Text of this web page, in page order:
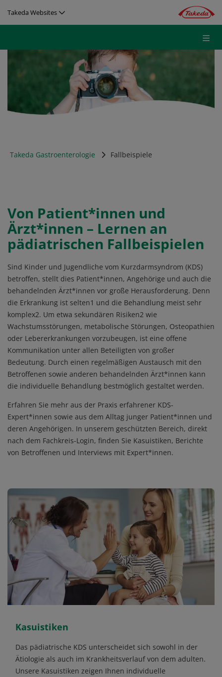
Takeda Websites
Takeda Gastroenterologie Fallbeispiele
Von Patient*innen und
Ärzt*innen – Lernen an
pädiatrischen Fallbeispielen
Sind Kinder und Jugendliche vom Kurzdarmsyndrom (KDS)
betroffen, stellt dies Patient*innen, Angehörige und auch die
behandelnden Ärzt*innen vor große Herausforderung. Denn
die Erkrankung ist selten1 und die Behandlung meist sehr
komplex2. Um etwa sekundären Risiken2 wie
Wachstumsstörungen, metabolische Störungen, Osteopathien
oder Lebererkrankungen vorzubeugen, ist eine offene
Kommunikation unter allen Beteiligten von großer
Bedeutung. Durch einen regelmäßigen Austausch mit den
Betroffenen sowie anderen behandelnden Ärzt*innen kann
die individuelle Behandlung bestmöglich gestaltet werden.
Erfahren Sie mehr aus der Praxis erfahrener KDS-
Expert*innen sowie aus dem Alltag junger Patient*innen und
deren Angehörigen. In unserem geschützten Bereich, direkt
nach dem Fachkreis-Login, finden Sie Kasuistiken, Berichte
von Betroffenen und Interviews mit Expert*innen.
Kasuistiken
Das pädiatrische KDS unterscheidet sich sowohl in der
Ätiologie als auch im Krankheitsverlauf von dem adulten.
Unsere Kasuistiken zeigen Ihnen individuelle